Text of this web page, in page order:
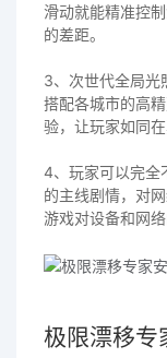
滑动就能精准控
的差距。
3、次世代全局光
搭配各城市的高
验，让玩家如同
4、玩家可以完全
的主线剧情，对
游戏对设备和网
极限漂移专